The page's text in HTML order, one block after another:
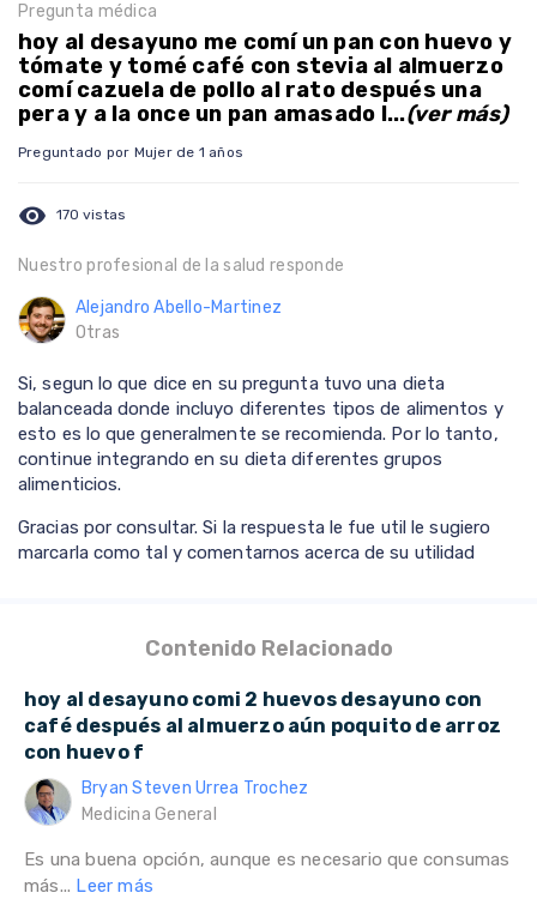
Pregunta médica
hoy al desayuno me comí un pan con huevo y
tómate y tomé café con stevia al almuerzo
comí cazuela de pollo al rato después una
pera y a la once un pan amasado l...(ver más)
Preguntado por Mujer de 1 años
visibility 170 vistas
Nuestro profesional de la salud responde
Alejandro Abello-Martinez
Otras
Si, segun lo que dice en su pregunta tuvo una dieta
balanceada donde incluyo diferentes tipos de alimentos y
esto es lo que generalmente se recomienda. Por lo tanto,
continue integrando en su dieta diferentes grupos
alimenticios.
Gracias por consultar. Si la respuesta le fue util le sugiero
marcarla como tal y comentarnos acerca de su utilidad
Contenido Relacionado
hoy al desayuno comi 2 huevos desayuno con
café después al almuerzo aún poquito de arroz
con huevo f
Bryan Steven Urrea Trochez
Medicina General
Es una buena opción, aunque es necesario que consumas
más... Leer más